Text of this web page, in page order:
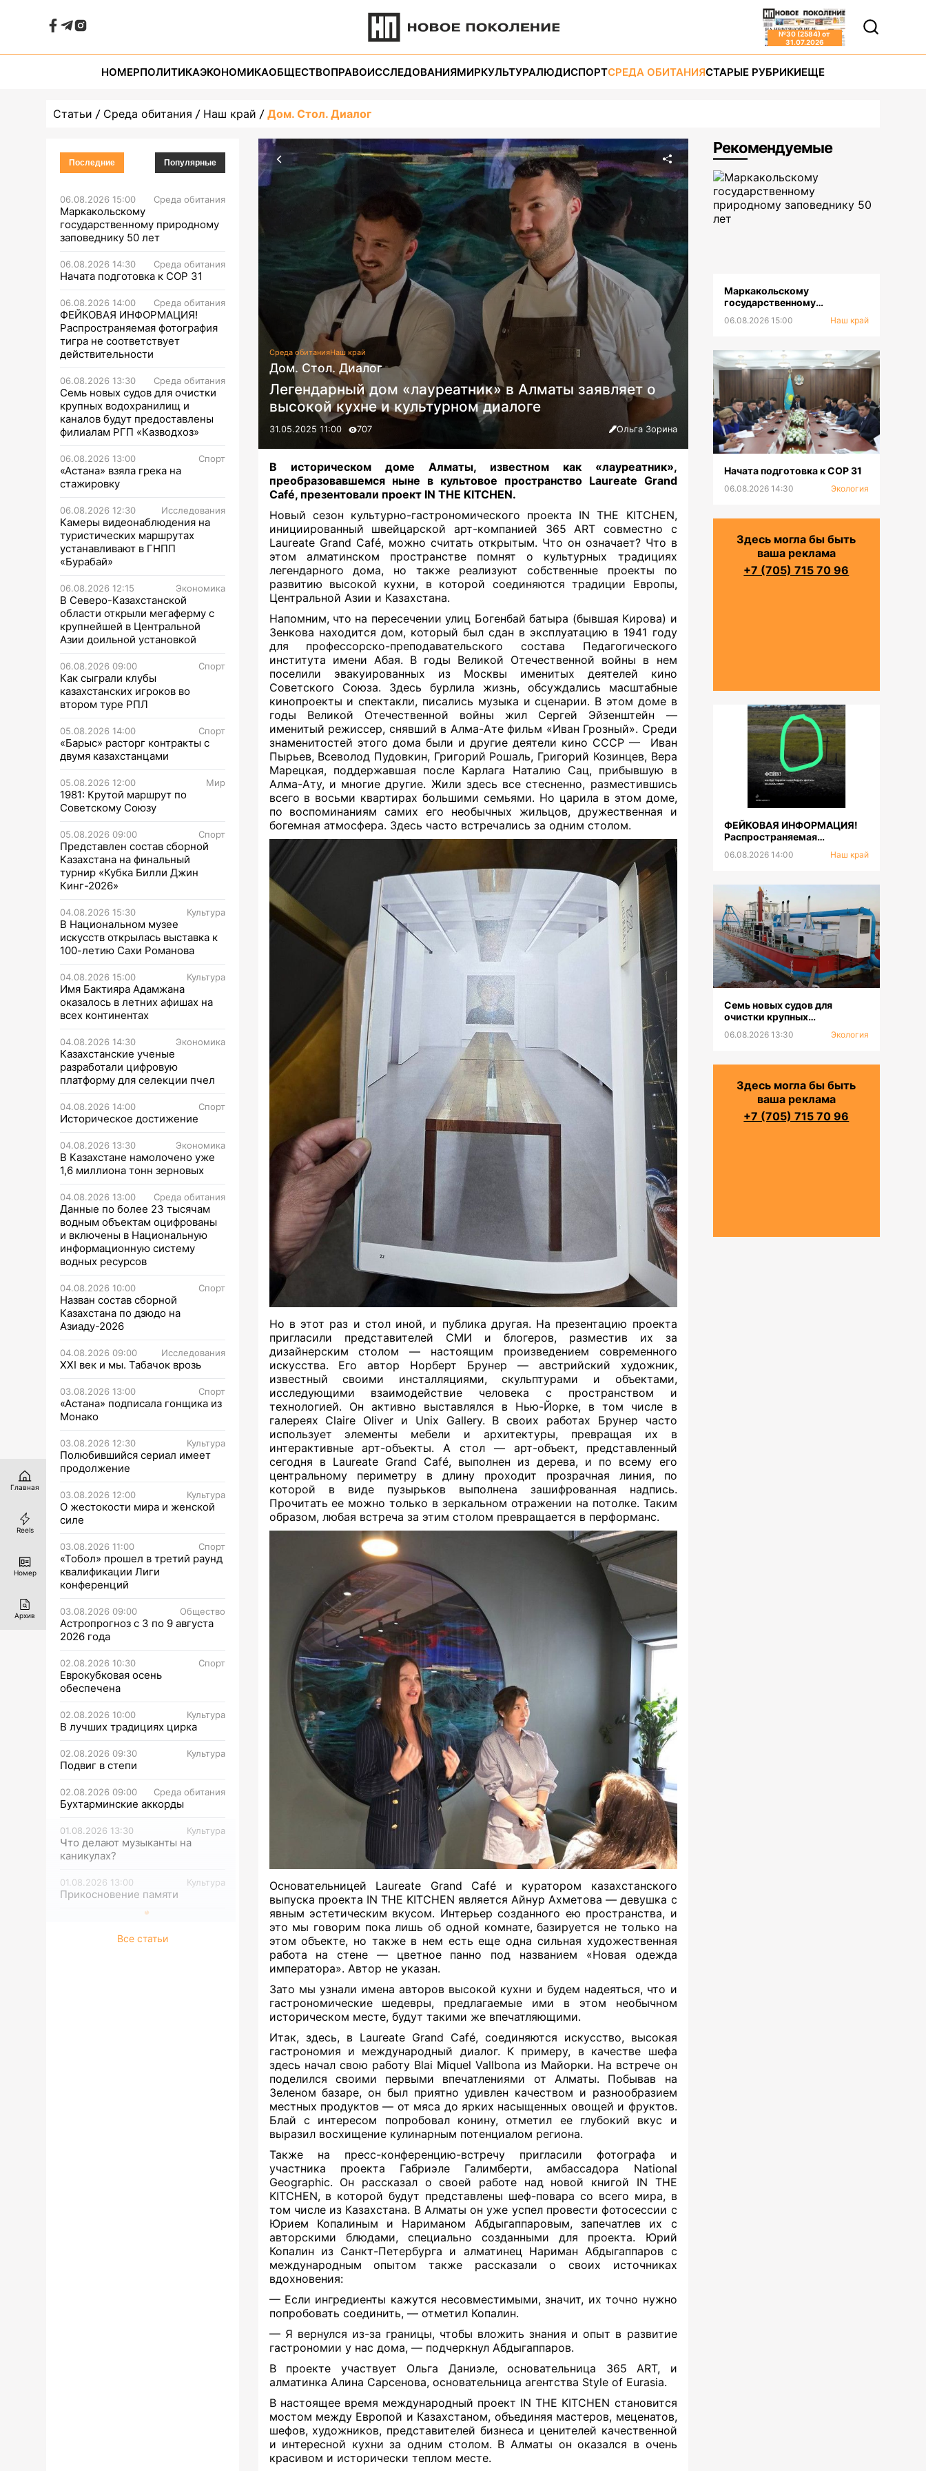
№30 (2584) от
31.07.2026
НОМЕРПОЛИТИКАЭКОНОМИКАОБЩЕСТВОПРАВОИССЛЕДОВАНИЯМИРКУЛЬТУРАЛЮДИСПОРТСРЕДА ОБИТАНИЯСТАРЫЕ РУБРИКИЕЩЕ
Статьи Среда обитания Наш край Дом. Стол. Диалог
Последние Популярные
06.08.2026 15:00 Среда обитания
Маркакольскому
государственному природному
заповеднику 50 лет
06.08.2026 14:30 Среда обитания
Начата подготовка к СОР 31
06.08.2026 14:00 Среда обитания
ФЕЙКОВАЯ ИНФОРМАЦИЯ!
Распространяемая фотография
тигра не соответствует
действительности
06.08.2026 13:30 Среда обитания
Семь новых судов для очистки
крупных водохранилищ и
каналов будут предоставлены
филиалам РГП «Казводхоз»
06.08.2026 13:00 Спорт
«Астана» взяла грека на
стажировку
06.08.2026 12:30 Исследования
Камеры видеонаблюдения на
туристических маршрутах
устанавливают в ГНПП
«Бурабай»
06.08.2026 12:15 Экономика
В Северо-Казахстанской
области открыли мегаферму с
крупнейшей в Центральной
Азии доильной установкой
06.08.2026 09:00 Спорт
Как сыграли клубы
казахстанских игроков во
втором туре РПЛ
05.08.2026 14:00 Спорт
«Барыс» расторг контракты с
двумя казахстанцами
05.08.2026 12:00 Мир
1981: Крутой маршрут по
Советскому Союзу
05.08.2026 09:00 Спорт
Представлен состав сборной
Казахстана на финальный
турнир «Кубка Билли Джин
Кинг-2026»
04.08.2026 15:30 Культура
В Национальном музее
искусств открылась выставка к
100-летию Сахи Романова
04.08.2026 15:00 Культура
Имя Бактияра Адамжана
оказалось в летних афишах на
всех континентах
04.08.2026 14:30 Экономика
Казахстанские ученые
разработали цифровую
платформу для селекции пчел
04.08.2026 14:00 Спорт
Историческое достижение
04.08.2026 13:30 Экономика
В Казахстане намолочено уже
1,6 миллиона тонн зерновых
04.08.2026 13:00 Среда обитания
Данные по более 23 тысячам
водным объектам оцифрованы
и включены в Национальную
информационную систему
водных ресурсов
04.08.2026 10:00 Спорт
Назван состав сборной
Казахстана по дзюдо на
Азиаду-2026
04.08.2026 09:00 Исследования
XXI век и мы. Табачок врозь
03.08.2026 13:00 Спорт
«Астана» подписала гонщика из
Монако
03.08.2026 12:30 Культура
Полюбившийся сериал имеет
продолжение
03.08.2026 12:00 Культура
О жестокости мира и женской
силе
03.08.2026 11:00 Спорт
«Тобол» прошел в третий раунд
квалификации Лиги
конференций
03.08.2026 09:00 Общество
Астропрогноз с 3 по 9 августа
2026 года
02.08.2026 10:30 Спорт
Еврокубковая осень
обеспечена
02.08.2026 10:00 Культура
В лучших традициях цирка
02.08.2026 09:30 Культура
Подвиг в степи
02.08.2026 09:00 Среда обитания
Бухтарминские аккорды
01.08.2026 13:30 Культура
Что делают музыканты на
каникулах?
01.08.2026 13:00 Культура
Прикосновение памяти
Все статьи
Среда обитанияНаш край
Дом. Стол. Диалог
Легендарный дом «лауреатник» в Алматы заявляет о
высокой кухне и культурном диалоге
31.05.2025 11:00 707 Ольга Зорина
В историческом доме Алматы, известном как «лауреатник»,
преобразовавшемся ныне в культовое пространство Laureate Grand
Café, презентовали проект IN THE KITCHEN.
Новый сезон культурно-гастрономического проекта IN THE KITCHEN,
инициированный швейцарской арт-компанией 365 ART совместно с
Laureate Grand Café, можно считать открытым. Что он означает? Что в
этом алматинском пространстве помнят о культурных традициях
легендарного дома, но также реализуют собственные проекты по
развитию высокой кухни, в которой соединяются традиции Европы,
Центральной Азии и Казахстана.
Напомним, что на пересечении улиц Богенбай батыра (бывшая Кирова) и
Зенкова находится дом, который был сдан в эксплуатацию в 1941 году
для профессорско-преподавательского состава Педагогического
института имени Абая. В годы Великой Отечественной войны в нем
поселили эвакуированных из Москвы именитых деятелей кино
Советского Союза. Здесь бурлила жизнь, обсуждались масштабные
кинопроекты и спектакли, писались музыка и сценарии. В этом доме в
годы Великой Отечественной войны жил Сергей Эйзенштейн —
именитый режиссер, снявший в Алма-Ате фильм «Иван Грозный». Среди
знаменитостей этого дома были и другие деятели кино СССР —
Иван
Пырьев, Всеволод Пудовкин, Григорий Рошаль, Григорий Козинцев, Вера
Марецкая, поддержавшая после Карлага Наталию Сац, прибывшую в
Алма-Ату, и многие другие. Жили здесь все стесненно, разместившись
всего в восьми квартирах большими семьями. Но царила в этом доме,
по воспоминаниям самих его необычных жильцов, дружественная и
богемная атмосфера. Здесь часто встречались за одним столом.
Но в этот раз и стол иной, и публика другая. На презентацию проекта
пригласили представителей СМИ и блогеров, разместив их за
дизайнерским столом — настоящим произведением современного
искусства. Его автор Норберт Брунер — австрийский художник,
известный своими инсталляциями, скульптурами и объектами,
исследующими взаимодействие человека с пространством и
технологией. Он активно выставлялся в Нью-Йорке, в том числе в
галереях Claire Oliver и Unix Gallery. В своих работах Брунер часто
использует элементы мебели и архитектуры, превращая их в
интерактивные арт-объекты. А стол — арт-объект, представленный
сегодня в Laureate Grand Café, выполнен из дерева, и по всему его
центральному периметру в длину проходит прозрачная линия, по
которой в виде пузырьков выполнена зашифрованная надпись.
Прочитать ее можно только в зеркальном отражении на потолке. Таким
образом, любая встреча за этим столом превращается в перформанс.
Основательницей Laureate Grand Café и куратором казахстанского
выпуска проекта IN THE KITCHEN является Айнур Ахметова — девушка с
явным эстетическим вкусом. Интерьер созданного ею пространства, и
это мы говорим пока лишь об одной комнате, базируется не только на
этом объекте, но также в нем есть еще одна сильная художественная
работа на стене — цветное панно под названием «Новая одежда
императора». Автор не указан.
Зато мы узнали имена авторов высокой кухни и будем надеяться, что и
гастрономические шедевры, предлагаемые ими в этом необычном
историческом месте, будут такими же впечатляющими.
Итак, здесь, в Laureate Grand Café, соединяются искусство, высокая
гастрономия и международный диалог. К примеру, в качестве шефа
здесь начал свою работу Blai Miquel Vallbona из Майорки. На встрече он
поделился своими первыми впечатлениями от Алматы. Побывав на
Зеленом базаре, он был приятно удивлен качеством и разнообразием
местных продуктов — от мяса до ярких насыщенных овощей и фруктов.
Блай с интересом попробовал конину, отметил ее глубокий вкус и
выразил восхищение кулинарным потенциалом региона.
Также на пресс-конференцию-встречу пригласили фотографа и
участника проекта Габриэле Галимберти, амбассадора National
Geographic. Он рассказал о своей работе над новой книгой IN THE
KITCHEN, в которой будут представлены шеф-повара со всего мира, в
том числе из Казахстана. В Алматы он уже успел провести фотосессии с
Юрием Копалиным и Нариманом Абдыгаппаровым, запечатлев их с
авторскими блюдами, специально созданными для проекта. Юрий
Копалин из Санкт-Петербурга и алматинец Нариман Абдыгаппаров с
международным опытом также рассказали о своих источниках
вдохновения:
— Если ингредиенты кажутся несовместимыми, значит, их точно нужно
попробовать соединить, — отметил Копалин.
— Я вернулся из-за границы, чтобы вложить знания и опыт в развитие
гастрономии у нас дома, — подчеркнул Абдыгаппаров.
В проекте участвует Ольга Даниэле, основательница 365 ART, и
алматинка Алина Сарсенова, основательница агентства Style of Еurasia.
В настоящее время международный проект IN THE KITCHEN становится
мостом между Европой и Казахстаном, объединяя мастеров, меценатов,
шефов, художников, представителей бизнеса и ценителей качественной
и интересной кухни за одним столом. В Алматы он оказался в очень
красивом и исторически теплом месте.
Рекомендуемые
Маркакольскому
государственному
лет
06.08.2026 15:00 Наш край
Начата подготовка к СОР 31
06.08.2026 14:30 Экология
Здесь могла бы быть
ваша реклама
+7 (705) 715 70 96
ФЕЙКОВАЯ ИНФОРМАЦИЯ!
Распространяемая
соответствует
06.08.2026 14:00 Наш край
Семь новых судов для
очистки крупных
будут предоставлены
06.08.2026 13:30 Экология
Здесь могла бы быть
ваша реклама
+7 (705) 715 70 96
Главная
Reels
Номер
Архив